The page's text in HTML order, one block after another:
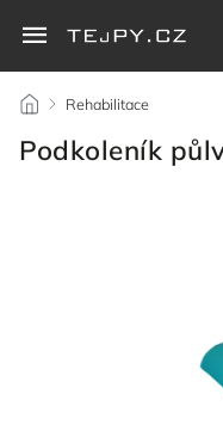
/ Rehabilitace
Podkoleník